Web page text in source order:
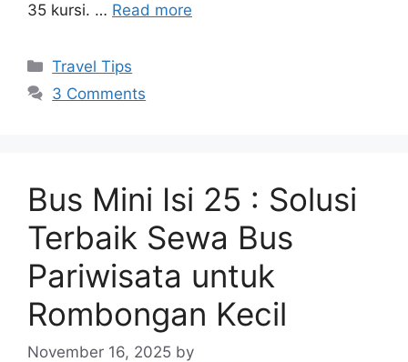
35 kursi. … Read more
Travel Tips
3 Comments
Bus Mini Isi 25 : Solusi
Terbaik Sewa Bus
Pariwisata untuk
Rombongan Kecil
November 16, 2025 by